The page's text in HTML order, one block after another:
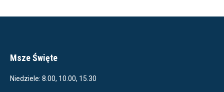
Msze Święte
Niedziele: 8.00, 10.00, 15.30